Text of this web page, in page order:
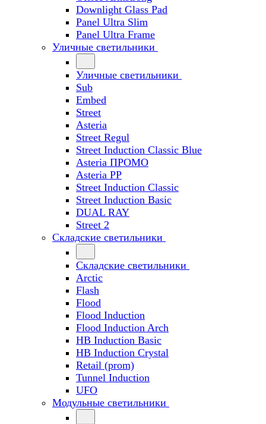
Downlight Glass Pad
Panel Ultra Slim
Panel Ultra Frame
Уличные светильники
Уличные светильники
Sub
Embed
Street
Asteria
Street Regul
Street Induction Classic Blue
Asteria ПРОМО
Asteria PP
Street Induction Classic
Street Induction Basic
DUAL RAY
Street 2
Складские светильники
Складские светильники
Arctic
Flash
Flood
Flood Induction
Flood Induction Arch
HB Induction Basic
HB Induction Crystal
Retail (prom)
Tunnel Induction
UFO
Модульные светильники